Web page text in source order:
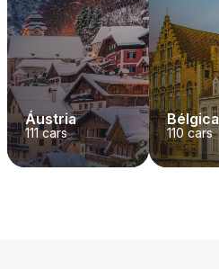
Áustria
111cars
Bélgica
110 cars